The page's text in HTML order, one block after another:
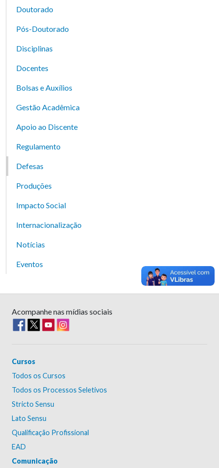
Doutorado
Pós-Doutorado
Disciplinas
Docentes
Bolsas e Auxílios
Gestão Acadêmica
Apoio ao Discente
Regulamento
Defesas
Produções
Impacto Social
Internacionalização
Notícias
Eventos
Acompanhe nas mídias sociais
Cursos
Todos os Cursos
Todos os Processos Seletivos
Stricto Sensu
Lato Sensu
Qualificação Profissional
EAD
Comunicação